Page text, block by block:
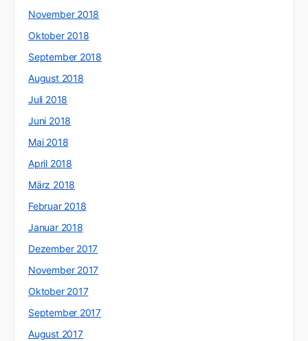
November 2018
Oktober 2018
September 2018
August 2018
Juli 2018
Juni 2018
Mai 2018
April 2018
März 2018
Februar 2018
Januar 2018
Dezember 2017
November 2017
Oktober 2017
September 2017
August 2017